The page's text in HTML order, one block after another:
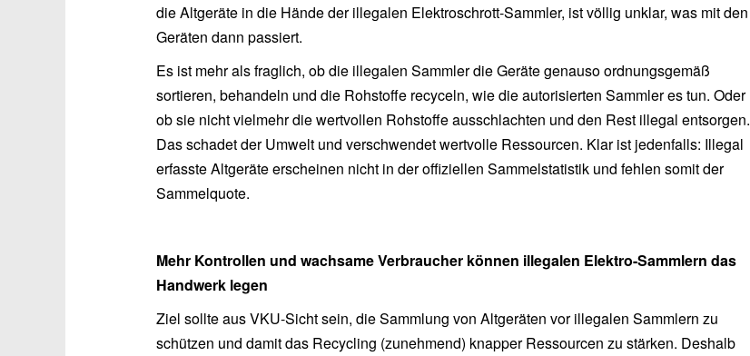
die Altgeräte in die Hände der illegalen Elektroschrott-Sammler, ist völlig unklar, was mit den
Geräten dann passiert.
Es ist mehr als fraglich, ob die illegalen Sammler die Geräte genauso ordnungsgemäß
sortieren, behandeln und die Rohstoffe recyceln, wie die autorisierten Sammler es tun. Oder
ob sie nicht vielmehr die wertvollen Rohstoffe ausschlachten und den Rest illegal entsorgen.
Das schadet der Umwelt und verschwendet wertvolle Ressourcen. Klar ist jedenfalls: Illegal
erfasste Altgeräte erscheinen nicht in der offiziellen Sammelstatistik und fehlen somit der
Sammelquote.
Mehr Kontrollen und wachsame Verbraucher können illegalen Elektro-Sammlern das
Handwerk legen
Ziel sollte aus VKU-Sicht sein, die Sammlung von Altgeräten vor illegalen Sammlern zu
schützen und damit das Recycling (zunehmend) knapper Ressourcen zu stärken. Deshalb